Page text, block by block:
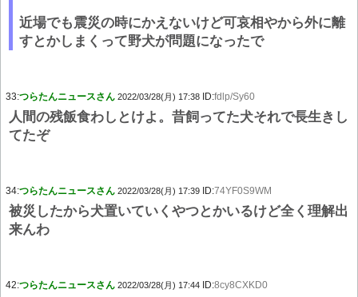
近場でも震災の時にかえないけど可哀相やから外に離
すとかしまくって野犬が問題になったで
33:つらたんニュースさん 2022/03/28(月) 17:38 ID:fdlp/Sy60
人間の残飯食わしとけよ。昔飼ってた犬それで長生きし
てたぞ
34:つらたんニュースさん 2022/03/28(月) 17:39 ID:74YF0S9WM
被災したから犬置いていくやつとかいるけど全く理解出
来んわ
42:つらたんニュースさん 2022/03/28(月) 17:44 ID:8cy8CXKD0